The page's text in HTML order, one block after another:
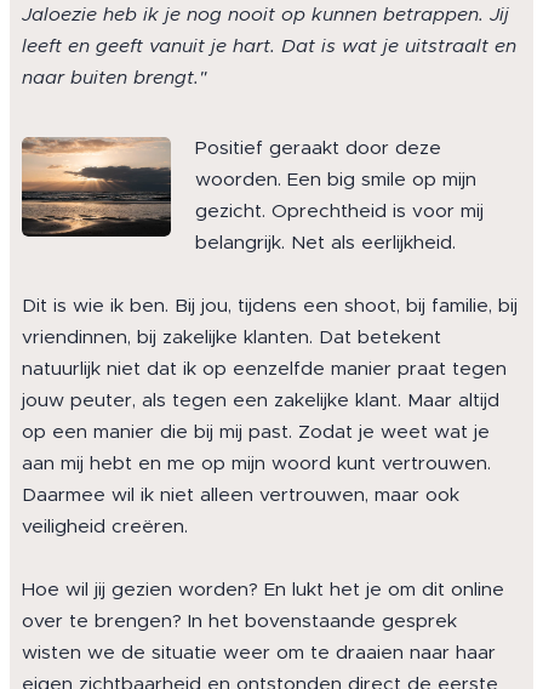
Jaloezie heb ik je nog nooit op kunnen betrappen. Jij
leeft en geeft vanuit je hart. Dat is wat je uitstraalt en
naar buiten brengt."
Positief geraakt door deze
woorden. Een big smile op mijn
gezicht. Oprechtheid is voor mij
belangrijk. Net als eerlijkheid.
Dit is wie ik ben. Bij jou, tijdens een shoot, bij familie, bij
vriendinnen, bij zakelijke klanten. Dat betekent
natuurlijk niet dat ik op eenzelfde manier praat tegen
jouw peuter, als tegen een zakelijke klant. Maar altijd
op een manier die bij mij past. Zodat je weet wat je
aan mij hebt en me op mijn woord kunt vertrouwen.
Daarmee wil ik niet alleen vertrouwen, maar ook
veiligheid creëren.
Hoe wil jij gezien worden? En lukt het je om dit online
over te brengen? In het bovenstaande gesprek
wisten we de situatie weer om te draaien naar haar
eigen zichtbaarheid en ontstonden direct de eerste